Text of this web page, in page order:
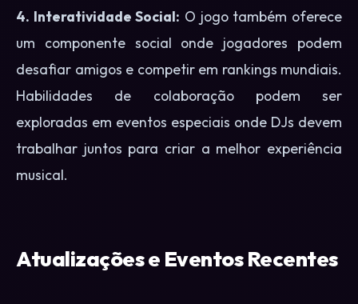
4. Interatividade Social: O jogo também oferece
um componente social onde jogadores podem
desafiar amigos e competir em rankings mundiais.
Habilidades de colaboração podem ser
exploradas em eventos especiais onde DJs devem
trabalhar juntos para criar a melhor experiência
musical.
Atualizações e Eventos Recentes